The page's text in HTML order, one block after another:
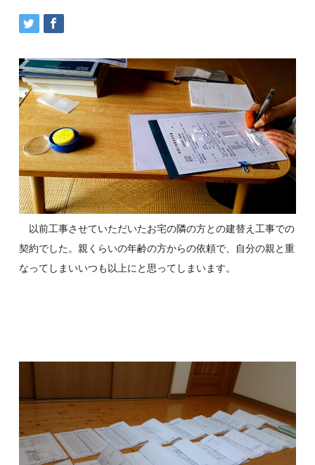
以前工事させていただいたお宅の隣の方との建替え工事での
契約でした。親くらいの年齢の方からの依頼で、自分の親と重
なってしまいいつも以上にと思ってしまいます。